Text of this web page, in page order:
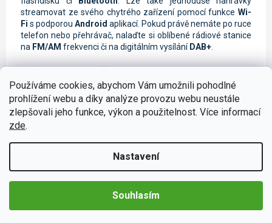
Používáme cookies, abychom Vám umožnili pohodlné
prohlížení webu a díky analýze provozu webu neustále
zlepšovali jeho funkce, výkon a použitelnost. Více informací
zde.
Nastavení
Souhlasím
streamovat ze svého chytrého zařízení pomocí funkce Wi-
Fi s podporou Android aplikací. Pokud právě nemáte po ruce
telefon nebo přehrávač, nalaďte si oblíbené rádiové stanice
na FM/AM frekvenci či na digitálním vysíláníDAB+
Bezpečné telefonování za jízdy
Vzhledem k tomu, že autorádio disponuje chytroufunkcí
bezpečně vyřizovat své hovory během
Vaší cesty. Součástí je takéhlasové ovládání
nepostradatelné při bezpečné jízdě.